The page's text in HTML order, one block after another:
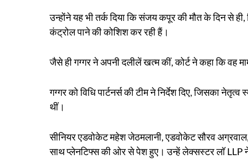
उन्होंने यह भी तर्क दिया कि संजय कपूर की मौत के दिन से
कंट्रोल पाने की कोशिश कर रही हैं।
जैसे ही गग्गर ने अपनी दलीलें खत्म कीं, कोर्ट ने कहा कि वह
गग्गर को विधि पार्टनर्स की टीम ने निर्देश दिए, जिसका
थीं।
सीनियर एडवोकेट महेश जेठमलानी, एडवोकेट सौरव
साथ प्लेनटिफ्स की ओर से पेश हुए। उन्हें लेक्सस्टर लॉ LLP ने